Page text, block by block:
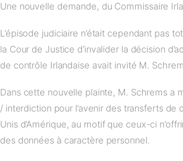
Une nouvelle demande, du Commissaire
L’épisode judiciaire n’était cependant pas
la Cour de Justice d’invalider la décision
de contrôle Irlandaise avait invité M.
Dans cette nouvelle plainte, M. Schrems a
/ interdiction pour l’avenir des transferts
Unis d’Amérique, au motif que ceux-ci
des données à caractère personnel.